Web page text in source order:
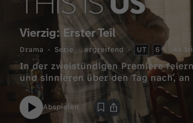
Vierzig: Erster Teil
Drama Serie ergreifend UT 6 44
In der zweistündigen Premiere
und sinnieren über den Tag nach,
Abspielen